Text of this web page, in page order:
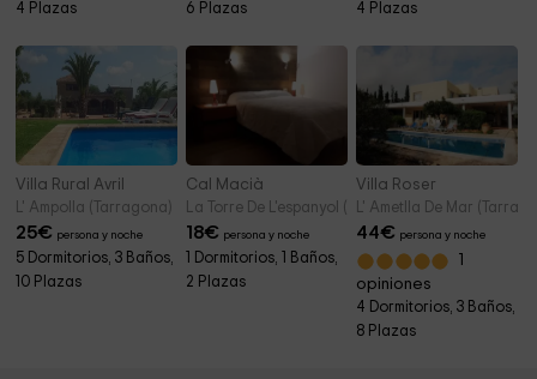
4 Plazas
6 Plazas
4 Plazas
Villa Rural Avril
L' Ampolla (Tarragona)
25€ persona y noche
5 Dormitorios, 3 Baños,
10 Plazas
Cal Macià
La Torre De L'espanyol (Tarragona)
18€ persona y noche
1 Dormitorios, 1 Baños,
2 Plazas
Villa Roser
L' Ametlla De Mar
44€ persona y noche
opiniones
4 Dormitorios, 3 Baños,
8 Plazas